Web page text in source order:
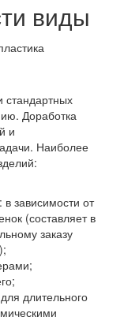
виды
стандартных
Доработка
и
Наиболее
в зависимости от
(составляет в
заказу
длительного